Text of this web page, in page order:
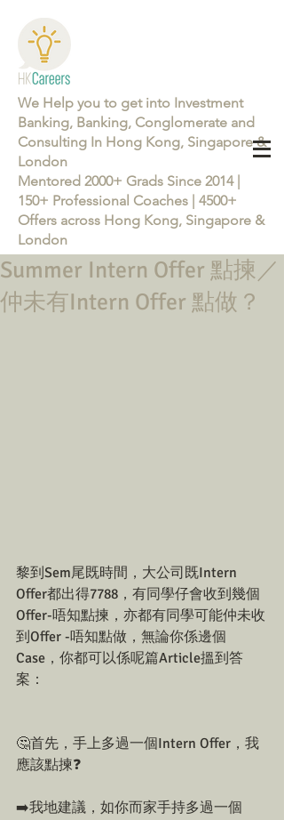
We Help you to get into Investment
Banking, Banking, Conglomerate and
Consulting In Hong Kong, Singapore &
London
Mentored 2000+ Grads Since 2014 |
150+ Professional Coaches | 4500+
Offers across Hong Kong, Singapore &
London
Learn more about the Career Training Program 26/27
Summer Intern Offer 點揀／
仲未有Intern Offer 點做？
黎到Sem尾既時間，大公司既Intern
Offer都出得7788，有同學仔會收到幾個
Offer-唔知點揀，亦都有同學可能仲未收
到Offer -唔知點做，無論你係邊個
Case，你都可以係呢篇Article搵到答
案：
🤔首先，手上多過一個Intern Offer，我
應該點揀❓
➡️我地建議，如你而家手持多過一個